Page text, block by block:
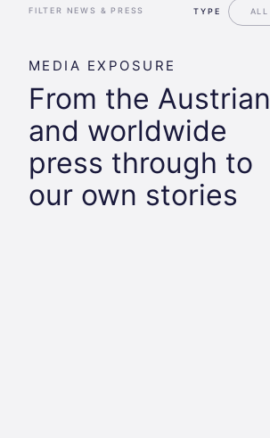
FILTER NEWS & PRESS TYPE
MEDIA EXPOSURE
From the Austrian
and worldwide
press through to
our own stories